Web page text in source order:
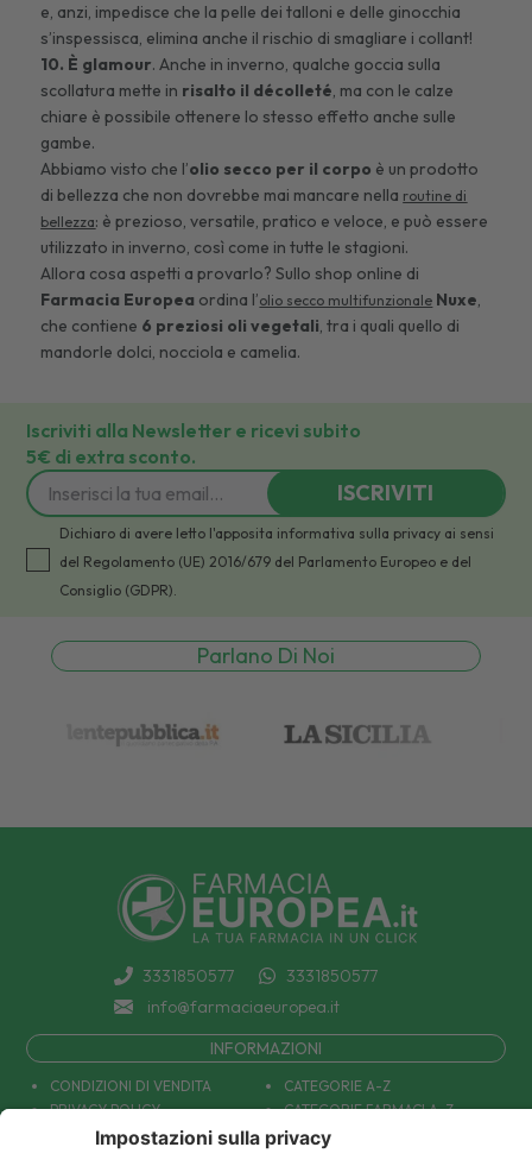
e, anzi, impedisce che la pelle dei talloni e delle ginocchia
s’inspessisca, elimina anche il rischio di smagliare i collant!
10. È glamour. Anche in inverno, qualche goccia sulla
scollatura mette in risalto il décolleté, ma con le calze
chiare è possibile ottenere lo stesso effetto anche sulle
gambe.
Abbiamo visto che l’olio secco per il corpo è un prodotto
di bellezza che non dovrebbe mai mancare nella routine di
bellezza: è prezioso, versatile, pratico e veloce, e può essere
utilizzato in inverno, così come in tutte le stagioni.
Allora cosa aspetti a provarlo? Sullo shop online di
Farmacia Europea ordina l’olio secco multifunzionale Nuxe,
che contiene 6 preziosi oli vegetali, tra i quali quello di
mandorle dolci, nocciola e camelia.
Iscriviti alla Newsletter e ricevi subito
5€ di extra sconto.
ISCRIVITI
Dichiaro di avere letto l'apposita informativa sulla privacy ai sensi
del Regolamento (UE) 2016/679 del Parlamento Europeo e del
Consiglio (GDPR).
Parlano Di Noi
3331850577
3331850577
info@farmaciaeuropea.it
INFORMAZIONI
CONDIZIONI DI VENDITA
PRIVACY POLICY
COOKIE POLICY
CATEGORIE A-Z
CATEGORIE FARMACI A-Z
MARCHI